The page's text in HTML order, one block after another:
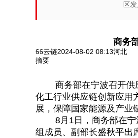
区
商务
66云链2024-08-02 08:13河北
摘要
商务部在宁波召开供应
化工行业供应链创新应用
展，保障国家能源及产业
8月1日，商务部在宁波
组成员、副部长盛秋平出